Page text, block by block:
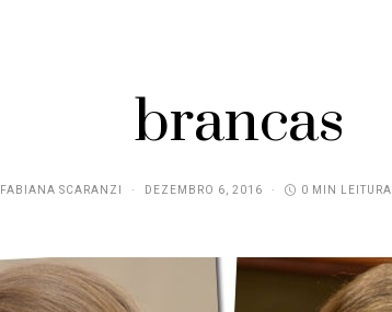
brancas
FABIANA SCARANZI DEZEMBRO 6, 2016 0 MIN LEITURA